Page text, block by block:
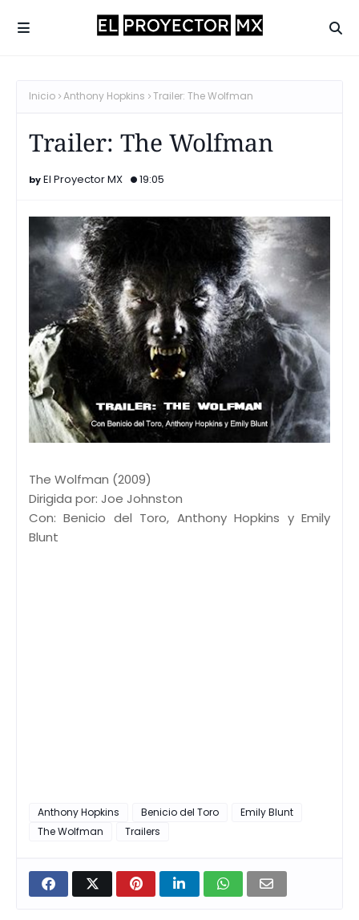
Inicio Anthony Hopkins Trailer: The Wolfman
Trailer: The Wolfman
El Proyector MX 19:05
The Wolfman (2009)
Dirigida por: Joe Johnston
Con: Benicio del Toro, Anthony Hopkins y Emily
Blunt
Anthony Hopkins Benicio del Toro
Emily Blunt
The Wolfman
Trailers